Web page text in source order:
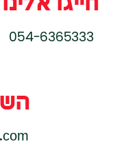
054-6365333